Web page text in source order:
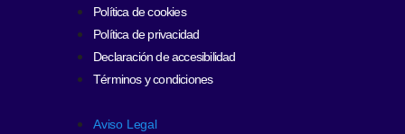
Política de cookies
Política de privacidad
Declaración de accesibilidad
Términos y condiciones
Aviso Legal